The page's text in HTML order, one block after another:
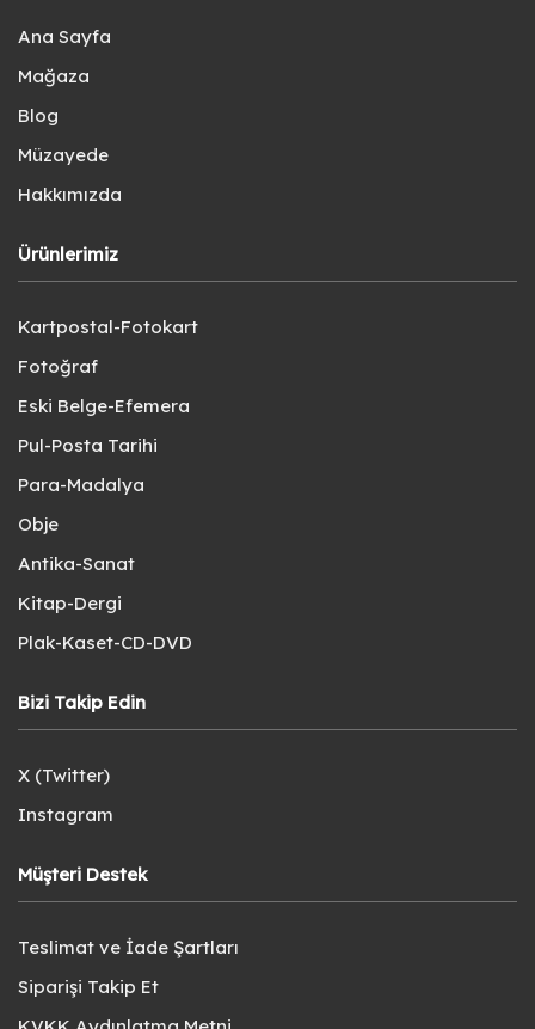
Ana Sayfa
Mağaza
Blog
Müzayede
Hakkımızda
Ürünlerimiz
Kartpostal-Fotokart
Fotoğraf
Eski Belge-Efemera
Pul-Posta Tarihi
Para-Madalya
Obje
Antika-Sanat
Kitap-Dergi
Plak-Kaset-CD-DVD
Bizi Takip Edin
X (Twitter)
Instagram
Müşteri Destek
Teslimat ve İade Şartları
Siparişi Takip Et